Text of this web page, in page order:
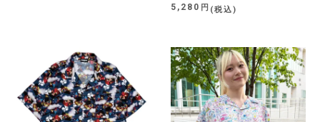
5,280 税込